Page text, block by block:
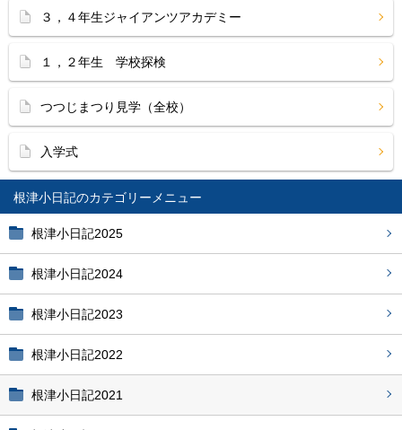
根津小日記
根津小日記2025
根津小日記2024
根津小日記2023
根津小日記2022
根津小日記2021
３，４年生ジャイアンツアカデミー
１，２年生 学校探検
つつじまつり見学（全校）
入学式